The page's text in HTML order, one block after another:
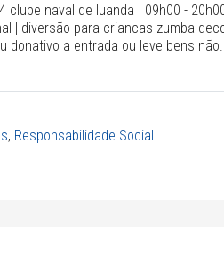
clube naval de luanda 09h00 -
| diversão para criancas zumba
donativo a entrada ou leve bens não...
, Responsabilidade Social